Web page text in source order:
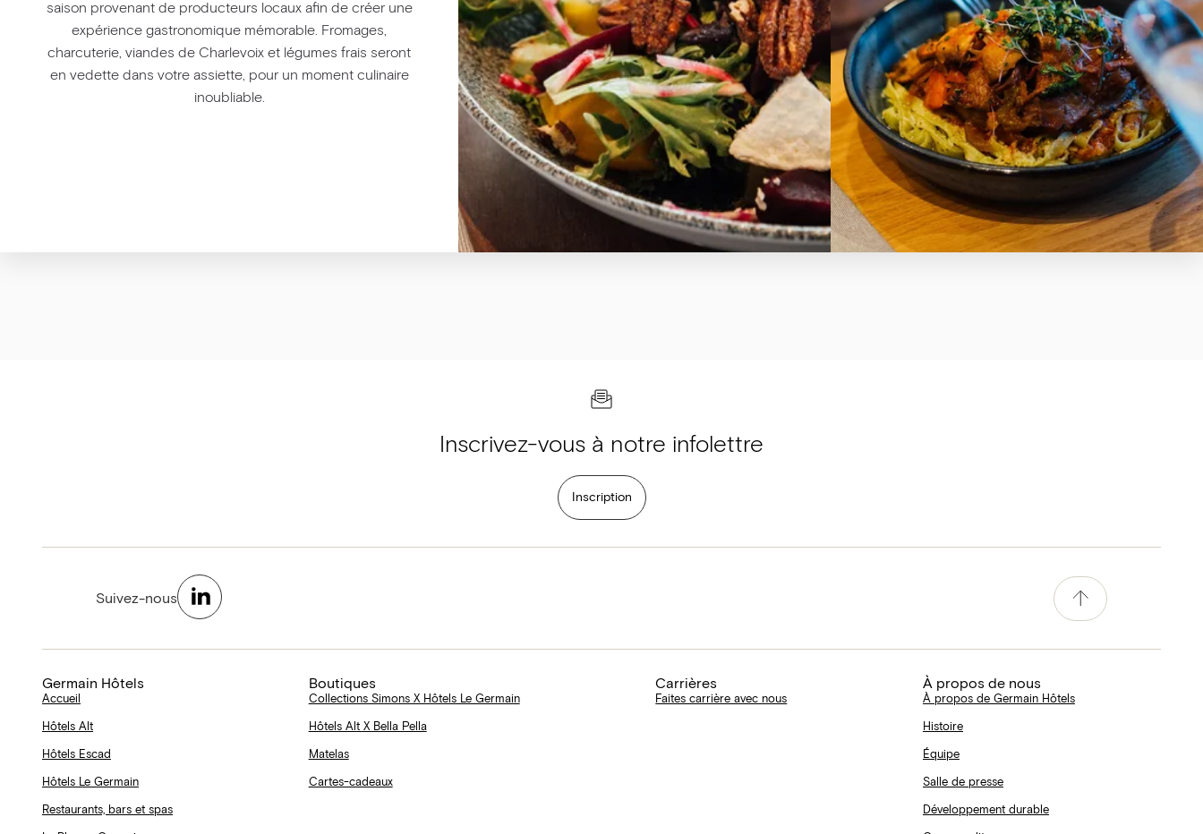
saison provenant de producteurs locaux afin de créer une
expérience gastronomique mémorable. Fromages,
charcuterie, viandes de Charlevoix et légumes frais seront
en vedette dans votre assiette, pour un moment culinaire
inoubliable.
Inscrivez-vous à notre infolettre
Inscription
Suivez-nous
Germain Hôtels
Accueil
Hôtels Alt
Hôtels Escad
Hôtels Le Germain
Restaurants, bars et spas
Boutiques
Collections Simons X Hôtels Le Germain
Hôtels Alt X Bella Pella
Matelas
Cartes-cadeaux
Carrières
Faites carrière avec nous
À propos de nous
À propos de Germain Hôtels
Histoire
Équipe
Salle de presse
Développement durable